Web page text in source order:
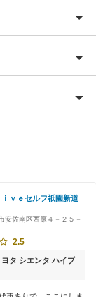
ｉｖｅセルフ祇園新道
安佐南区西原４－２５－
2.5
タ シエンタ ハイブ